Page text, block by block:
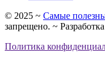
© 2025 ~ Самые
запрещено. ~ Разработка
Политика